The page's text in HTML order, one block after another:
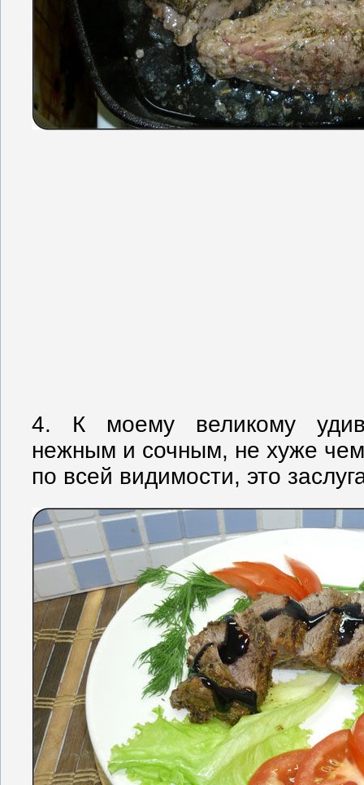
4. К моему великому
нежным и сочным, не хуже
по всей видимости, это